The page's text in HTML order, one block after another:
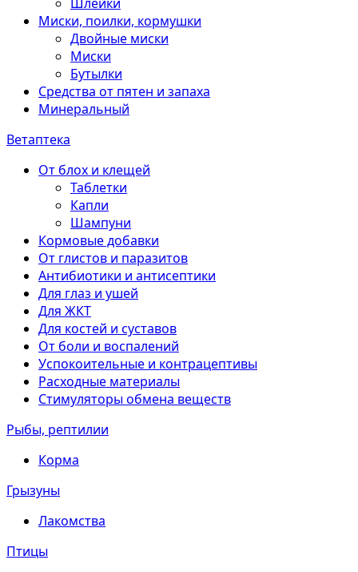
Миски, поилки, кормушки
Двойные миски
Миски
Бутылки
Средства от пятен и запаха
Минеральный
Ветаптека
От блох и клещей
Таблетки
Капли
Шампуни
Кормовые добавки
От глистов и паразитов
Антибиотики и антисептики
Для глаз и ушей
Для ЖКТ
Для костей и суставов
От боли и воспалений
Успокоительные и контрацептивы
Расходные материалы
Стимуляторы обмена веществ
Рыбы, рептилии
Корма
Грызуны
Лакомства
Птицы